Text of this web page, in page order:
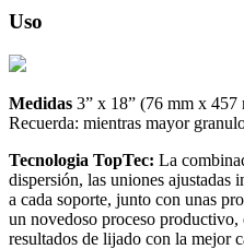
Uso
Medidas 3” x 18” (76 mm x 457
Recuerda: mientras mayor
Tecnologia TopTec: La
dispersión, las uniones ajustadas
a cada soporte, junto con unas
un novedoso proceso productivo,
resultados de lijado con la mejor